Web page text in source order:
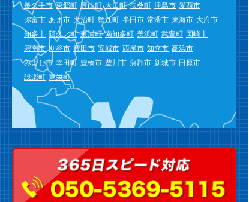
長久手市 東郷町 豊山町 大口町 扶桑町 津島市 愛西市
弥富市 あま市 大治町 蟹江町 半田市 常滑市 東海市 大府市
知多市 阿久比町 東浦町 南知多町 美浜町 武豊町 岡崎市
碧南市 刈谷市 豊田市 安城市 西尾市 知立市 高浜市
みよし市 幸田町 豊橋市 豊川市 蒲郡市 新城市 田原市
設楽町 東栄町